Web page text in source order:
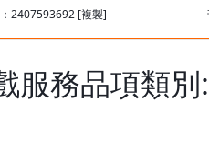
2407593692 [複製]
服務品項類